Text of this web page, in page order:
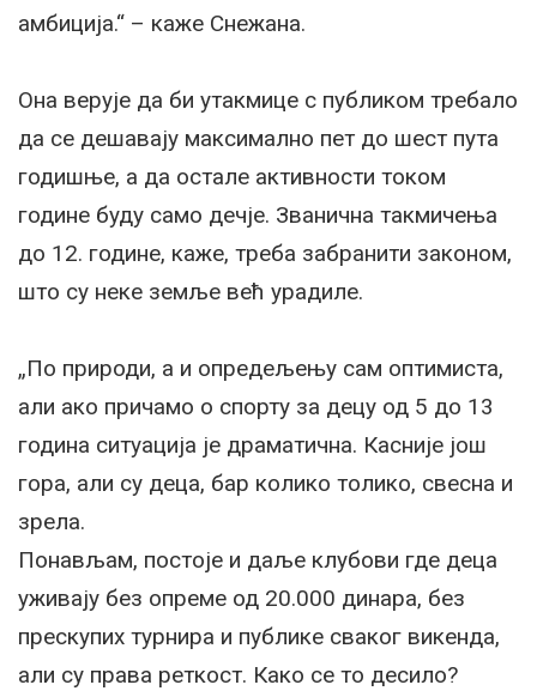
амбиција.“ – каже Снежана.
Она верује да би утакмице с публиком требало
да се дешавају максимално пет до шест пута
годишње, а да остале активности током
године буду само дечје. Званична такмичења
до 12. године, каже, треба забранити законом,
што су неке земље већ урадиле.
„По природи, а и опредељењу сам оптимиста,
али ако причамо о спорту за децу од 5 до 13
година ситуација је драматична. Касније још
гора, али су деца, бар колико толико, свесна и
зрела.
Понављам, постоје и даље клубови где деца
уживају без опреме од 20.000 динара, без
прескупих турнира и публике сваког викенда,
али су права реткост. Како се то десило?